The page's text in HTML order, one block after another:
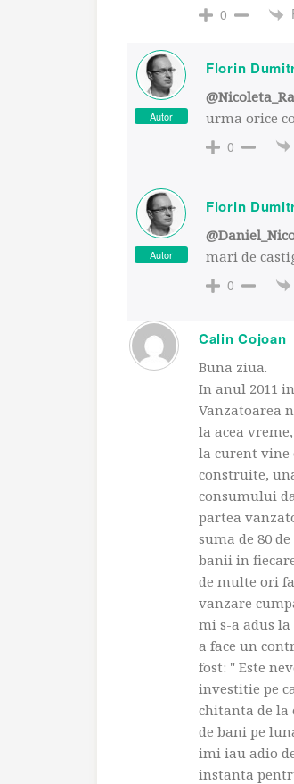
0
Autor
Florin
urma orice
0
Autor
Florin
mari de
0
Calin Cojoan
Buna ziua.
In anul 2011
Vanzatoarea
la acea
la curent vine
construite,
consumului
partea
suma de 80
banii in
de multe ori
vanzare
mi s-a adus
a face un
fost: " Este
investitie pe
chitanta de la
de bani pe
imi iau adio
instanta